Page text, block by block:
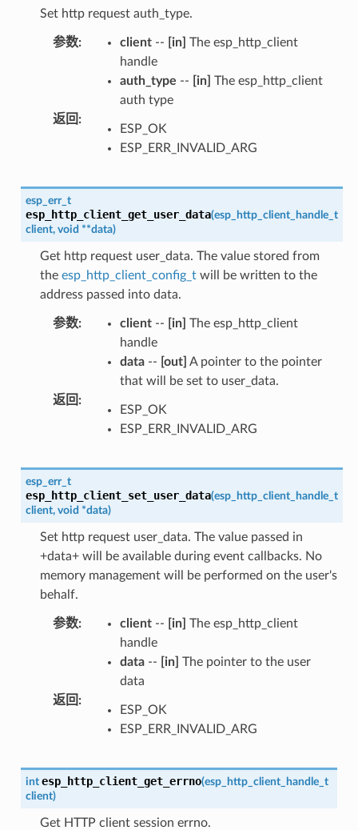
Set http request auth_type.
参数: client-- [in] The esp_http_client
handle
auth_type -- [in] The esp_http_client
auth type
返回 :
ESP_OK
ESP_ERR_INVALID_ARG
esp_err_t
esp_http_client_get_user_data(esp_http_client_handle_t
client, void **data)
Get http request user_data. The value stored from
the esp_http_client_config_twill be written to the
address passed into data.
参数: client-- [in] The esp_http_client
handle
data-- [out] A pointer to the pointer
that will be set to user_data.
返回 :
ESP_OK
ESP_ERR_INVALID_ARG
esp_err_t
esp_http_client_set_user_data(esp_http_client_handle_t
client, void *data)
Set http request user_data. The value passed in
+data+ will be available during event callbacks. No
memory management will be performed on the user's
behalf.
参数: client-- [in] The esp_http_client
handle
data-- [in] The pointer to the user
data
返回 :
ESP_OK
ESP_ERR_INVALID_ARG
int esp_http_client_get_errno(esp_http_client_handle_t
client)
Get HTTP client session errno.